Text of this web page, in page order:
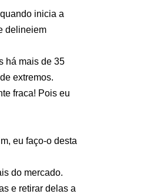
inicia a
delineiem
há mais de 35
extremos.
fraca! Pois eu
eu faço-o desta
do mercado.
e retirar delas a